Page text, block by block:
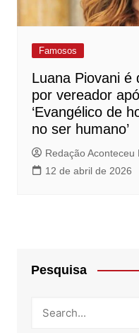
Famosos
Luana Piovani é
por vereador
‘Evangélico de
no ser humano’
Redação Aconteceu
12 de abril de 2026
Pesquisa